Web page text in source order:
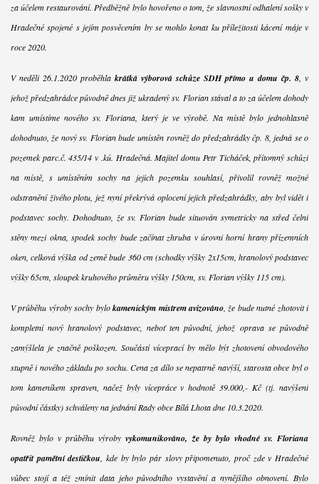
za účelem restaurování. Předběžně bylo hovořeno o tom, že slavnostní odhalení sošky v
Hradečné spojené s jejím posvěcením by se mohlo konat ku příležitosti kácení máje v
roce 2020.
V neděli 26.1.2020 proběhla krátká výborová schůze SDH přímo u domu čp. 8 , v
jehož předzahrádce původně dnes již ukradený sv. Florian stával a to za účelem dohody
kam umístíme nového sv. Floriana, který je ve výrobě. Na místě bylo jednohlasně
dohodnuto, že nový sv. Florian bude umístěn rovněž do předzahrádky čp. 8, jedná se o
pozemek parc.č. 435/14 v .kú. Hradečná. Majitel domu Petr Ticháček, přítomný schůzi
na místě, s umístěním sochy na jejich pozemku souhlasí, přivolil rovněž možné
odstranění živého plotu, jež nyní překrývá oplocení jejich předzahrádky, aby byl vidět i
podstavec sochy. Dohodnuto, že sv. Florian bude situován symetricky na střed čelní
stěny mezi okna, spodek sochy bude začínat zhruba v úrovni horní hrany přízemních
oken, celková výška od země bude 360 cm (schodky výšky 2x15cm, hranolový podstavec
výšky 65cm, sloupek kruhového průměru výšky 150cm, sv. Florian výšky 115 cm).
V průběhu výroby sochy bylokamenickým mistrem avizováno, že bude nutné zhotovit i
kompletní nový hranolový podstavec, neboť ten původní, jehož oprava se původně
zamýšlela je značně poškozen. Součástí víceprací by mělo být zhotovení obvodového
stupně i nového základu po sochu. Cena za dílo se nepatrně navýší, starosta obce byl o
tom kameníkem spraven, načež byly vícepráce v hodnotě 39.000,- Kč (tj. navýšení
původní částky) schváleny na jednání Rady obce Bílá Lhota dne 10.3.2020.
Rovněž bylo v průběhu výrobyvykomunikováno, že by bylo vhodné sv. Floriana
opatřit pamětní destičkou , kde by bylo pár slovy připomenuto, proč zde v Hradečné
vůbec stojí a též zmínit data jeho původního vystavění a nynějšího obnovení. Bylo